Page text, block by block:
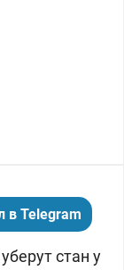
в Telegram
стан у